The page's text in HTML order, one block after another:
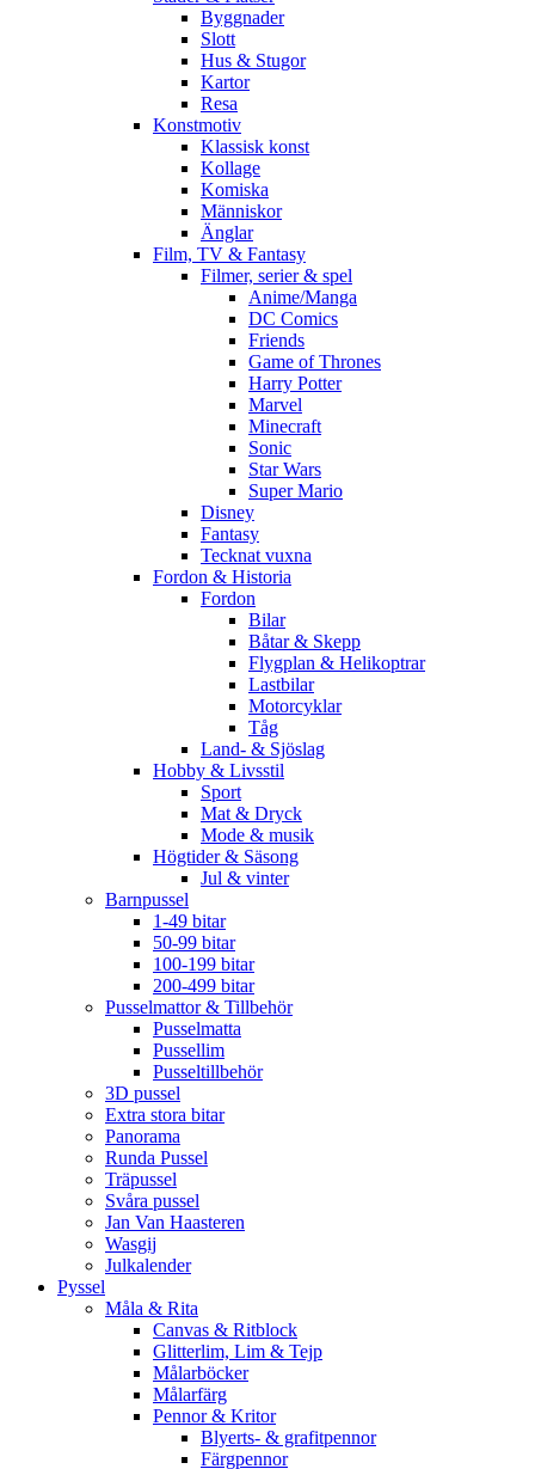
Byggnader
Slott
Hus & Stugor
Kartor
Resa
Konstmotiv
Klassisk konst
Kollage
Komiska
Människor
Änglar
Film, TV & Fantasy
Filmer, serier & spel
Anime/Manga
DC Comics
Friends
Game of Thrones
Harry Potter
Marvel
Minecraft
Sonic
Star Wars
Super Mario
Disney
Fantasy
Tecknat vuxna
Fordon & Historia
Fordon
Bilar
Båtar & Skepp
Flygplan & Helikoptrar
Lastbilar
Motorcyklar
Tåg
Land- & Sjöslag
Hobby & Livsstil
Sport
Mat & Dryck
Mode & musik
Högtider & Säsong
Jul & vinter
Barnpussel
1-49 bitar
50-99 bitar
100-199 bitar
200-499 bitar
Pusselmattor & Tillbehör
Pusselmatta
Pussellim
Pusseltillbehör
3D pussel
Extra stora bitar
Panorama
Runda Pussel
Träpussel
Svåra pussel
Jan Van Haasteren
Wasgij
Julkalender
Pyssel
Måla & Rita
Canvas & Ritblock
Glitterlim, Lim & Tejp
Målarböcker
Målarfärg
Pennor & Kritor
Blyerts- & grafitpennor
Färgpennor